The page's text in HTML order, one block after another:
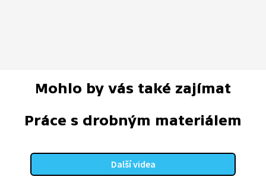
Mohlo by vás také zajímat
Práce s drobným materiálem
Další videa